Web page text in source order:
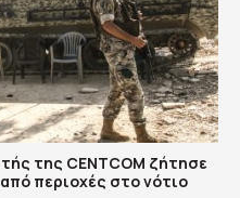
της CENTCOM ζήτησε
περιοχές στο νότιο